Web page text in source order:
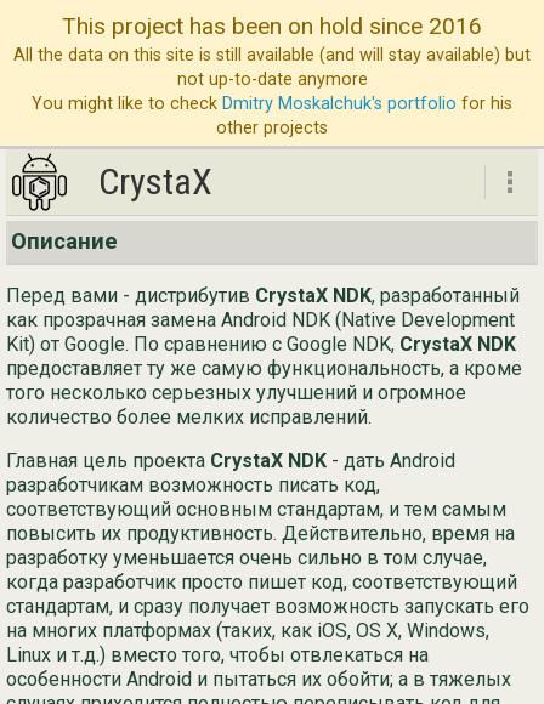
This project has been on hold since 2016
All the data on this site is still available (and will stay available) but
not up-to-date anymore
You might like to check Dmitry Moskalchuk's portfolio for his
other projects
CrystaX
CrystaX
Описание
Перед вами - дистрибутив CrystaX NDK, разработанный
как прозрачная замена Android NDK (Native Development
Kit) от Google. По сравнению с Google NDK, CrystaX NDK
предоставляет ту же самую функциональность, а кроме
того несколько серьезных улучшений и огромное
количество более мелких исправлений.
Главная цель проекта CrystaX NDK - дать Android
разработчикам возможность писать код,
соответствующий основным стандартам, и тем самым
повысить их продуктивность. Действительно, время на
разработку уменьшается очень сильно в том случае,
когда разработчик просто пишет код, соответствующий
стандартам, и сразу получает возможность запускать его
на многих платформах (таких, как iOS, OS X, Windows,
Linux и т.д.) вместо того, чтобы отвлекаться на
особенности Android и пытаться их обойти; а в тяжелых